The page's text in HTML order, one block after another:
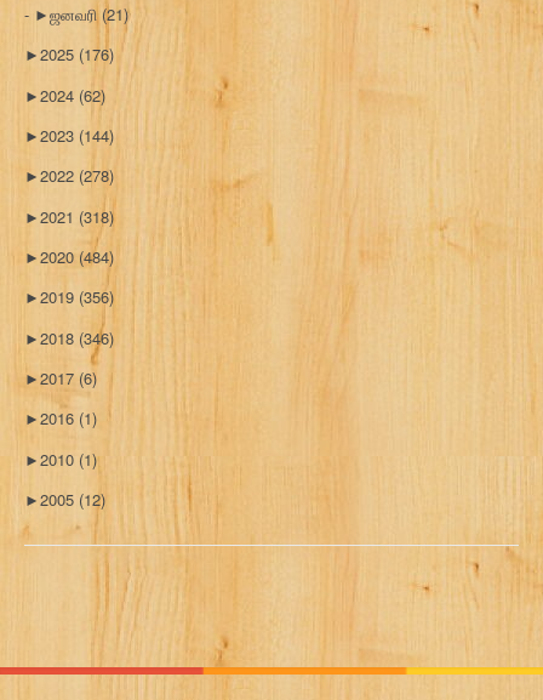
►ஜனவரி (21)
►2025 (176)
►2024 (62)
►2023 (144)
►2022 (278)
►2021 (318)
►2020 (484)
►2019 (356)
►2018 (346)
►2017 (6)
►2016 (1)
►2010 (1)
►2005 (12)